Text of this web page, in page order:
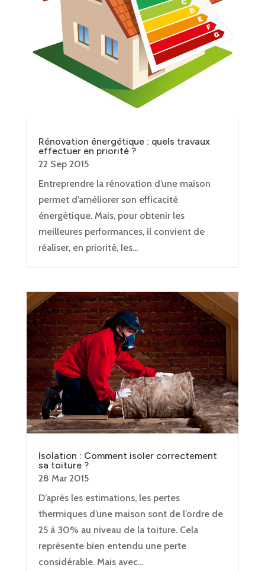
Rénovation énergétique : quels travaux
effectuer en priorité ?
22 Sep 2015
Entreprendre la rénovation d’une maison
permet d’améliorer son efficacité
énergétique. Mais, pour obtenir les
meilleures performances, il convient de
réaliser, en priorité, les...
Isolation : Comment isoler correctement
sa toiture ?
28 Mar 2015
D’après les estimations, les pertes
thermiques d’une maison sont de l’ordre de
25 à 30% au niveau de la toiture. Cela
représente bien entendu une perte
considérable. Mais avec...